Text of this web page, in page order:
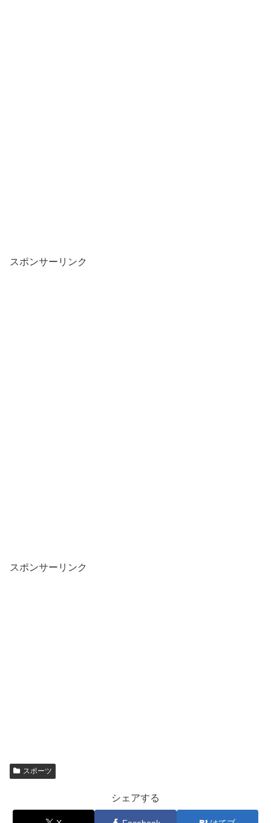
スポンサーリンク
スポンサーリンク
スポーツ
シェアする